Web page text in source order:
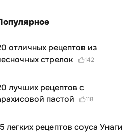
отличных рецептов из
стрелок
142
лучших рецептов с
пастой
118
легких рецептов соуса Унаги